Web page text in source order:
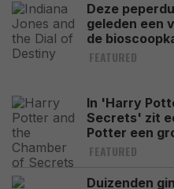
Deze
geleden een
de
FEATURED
In 'Harry
Secrets' zit
Potter een
FEATURED
Duizenden